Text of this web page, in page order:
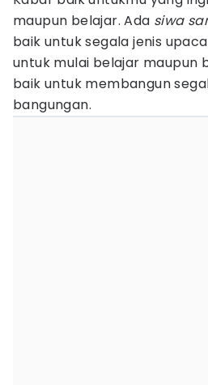
maupun belajar. Ada siwa
baik untuk segala jenis
untuk mulai belajar maupun
baik untuk membangun
bangungan.